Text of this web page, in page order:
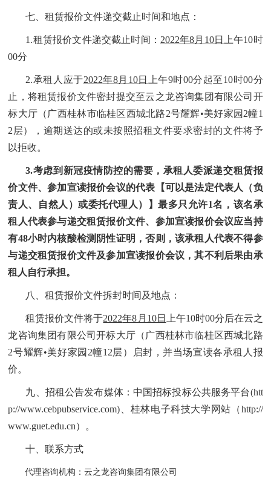
七、租赁报价文件递交截止时间和地点：
1.租赁报价文件递交截止时间： 2022年8月10日上午10时
00分
2.承租人应于2022年8月10日 上午9时00分起至10时00分
止，将租赁报价文件密封提交至云之龙咨询集团有限公司开
标大厅（广西桂林市临桂区西城北路2号耀辉•美好家园2幢1
2层）
，逾期送达的或未按照招租文件要求密封的文件将予
以拒收。
3.考虑到新冠疫情防控的需要，承租人委派递交租赁报
价文件、参加宣读报价会议的代表【可以是法定代表人（负
责人、自然人）或委托代理人）】最多只允许1名，该名承
租人代表参与递交租赁报价文件、参加宣读报价会议应当持
有48小时内核酸检测阴性证明，否则，该承租人代表不得参
与递交租赁报价文件及参加宣读报价会议，其不利后果由承
租人自行承担。
八、租赁报价文件拆封时间及地点：
租赁报价文件将于2022年8月10日 上午10时00分后在云之
龙咨询集团有限公司开标大厅（广西桂林市临桂区西城北路
2号耀辉•美好家园2幢12层）启封，并当场宣读各承租人报
价。
九、招租公告发布媒体：中国招标投标公共服务平台(htt
p://www.cebpubservice.com)、 桂林电子科技大学网站（http://
www.guet.edu.cn） 。
十、联系方式
代理咨询机构：云之龙咨询集团有限公司